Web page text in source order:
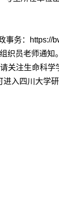
事务：https://
织员老师通知。
关注生命科学
进入 四川大学